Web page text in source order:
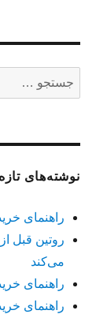
برای:
نوشته‌های تازه
راهنمای خرید
می‌کند
راهنمای
راهنمای